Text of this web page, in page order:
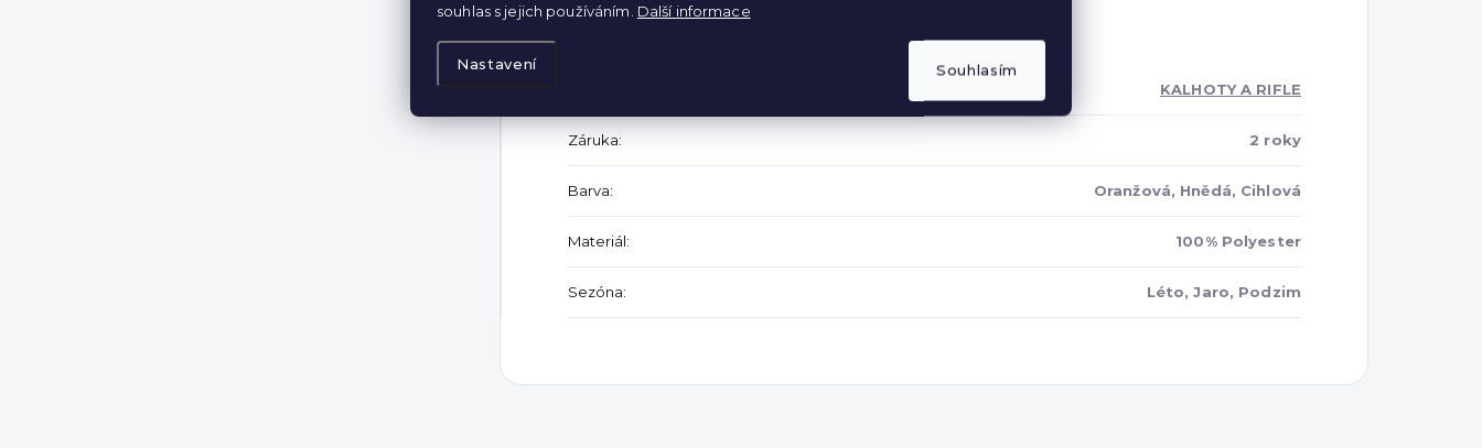
souhlas s jejich používáním. Další informace
Nastavení Souhlasím
KALHOTY A RIFLE
Záruka: 2 roky
Barva: Oranžová, Hnědá, Cihlová
Materiál: 100% Polyester
Sezóna: Léto, Jaro, Podzim